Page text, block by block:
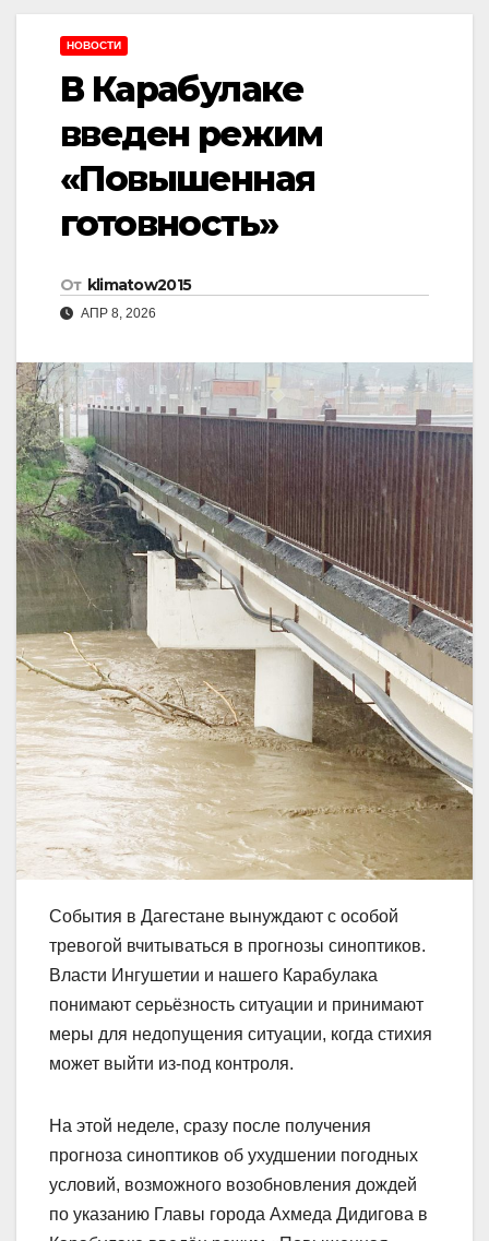
НОВОСТИ
В Карабулаке
введен режим
«Повышенная
готовность»
От klimatow2015
АПР 8, 2026
События в Дагестане вынуждают с особой
тревогой вчитываться в прогнозы синоптиков.
Власти Ингушетии и нашего Карабулака
понимают серьёзность ситуации и принимают
меры для недопущения ситуации, когда стихия
может выйти из-под контроля.
На этой неделе, сразу после получения
прогноза синоптиков об ухудшении погодных
условий, возможного возобновления дождей
по указанию Главы города Ахмеда Дидигова в